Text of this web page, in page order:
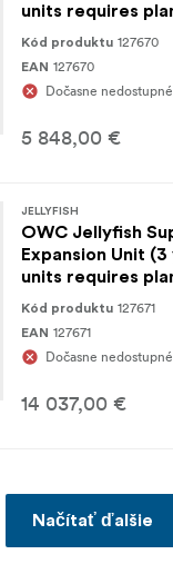
units requires
Kód produktu 127670
EAN 127670
Dočasne nedostupné
5 848,00 €
JELLYFISH
OWC Jellyfish
Expansion Unit (3
units requires
Kód produktu 127671
EAN 127671
Dočasne nedostupné
14 037,00 €
Načítať ďalšie